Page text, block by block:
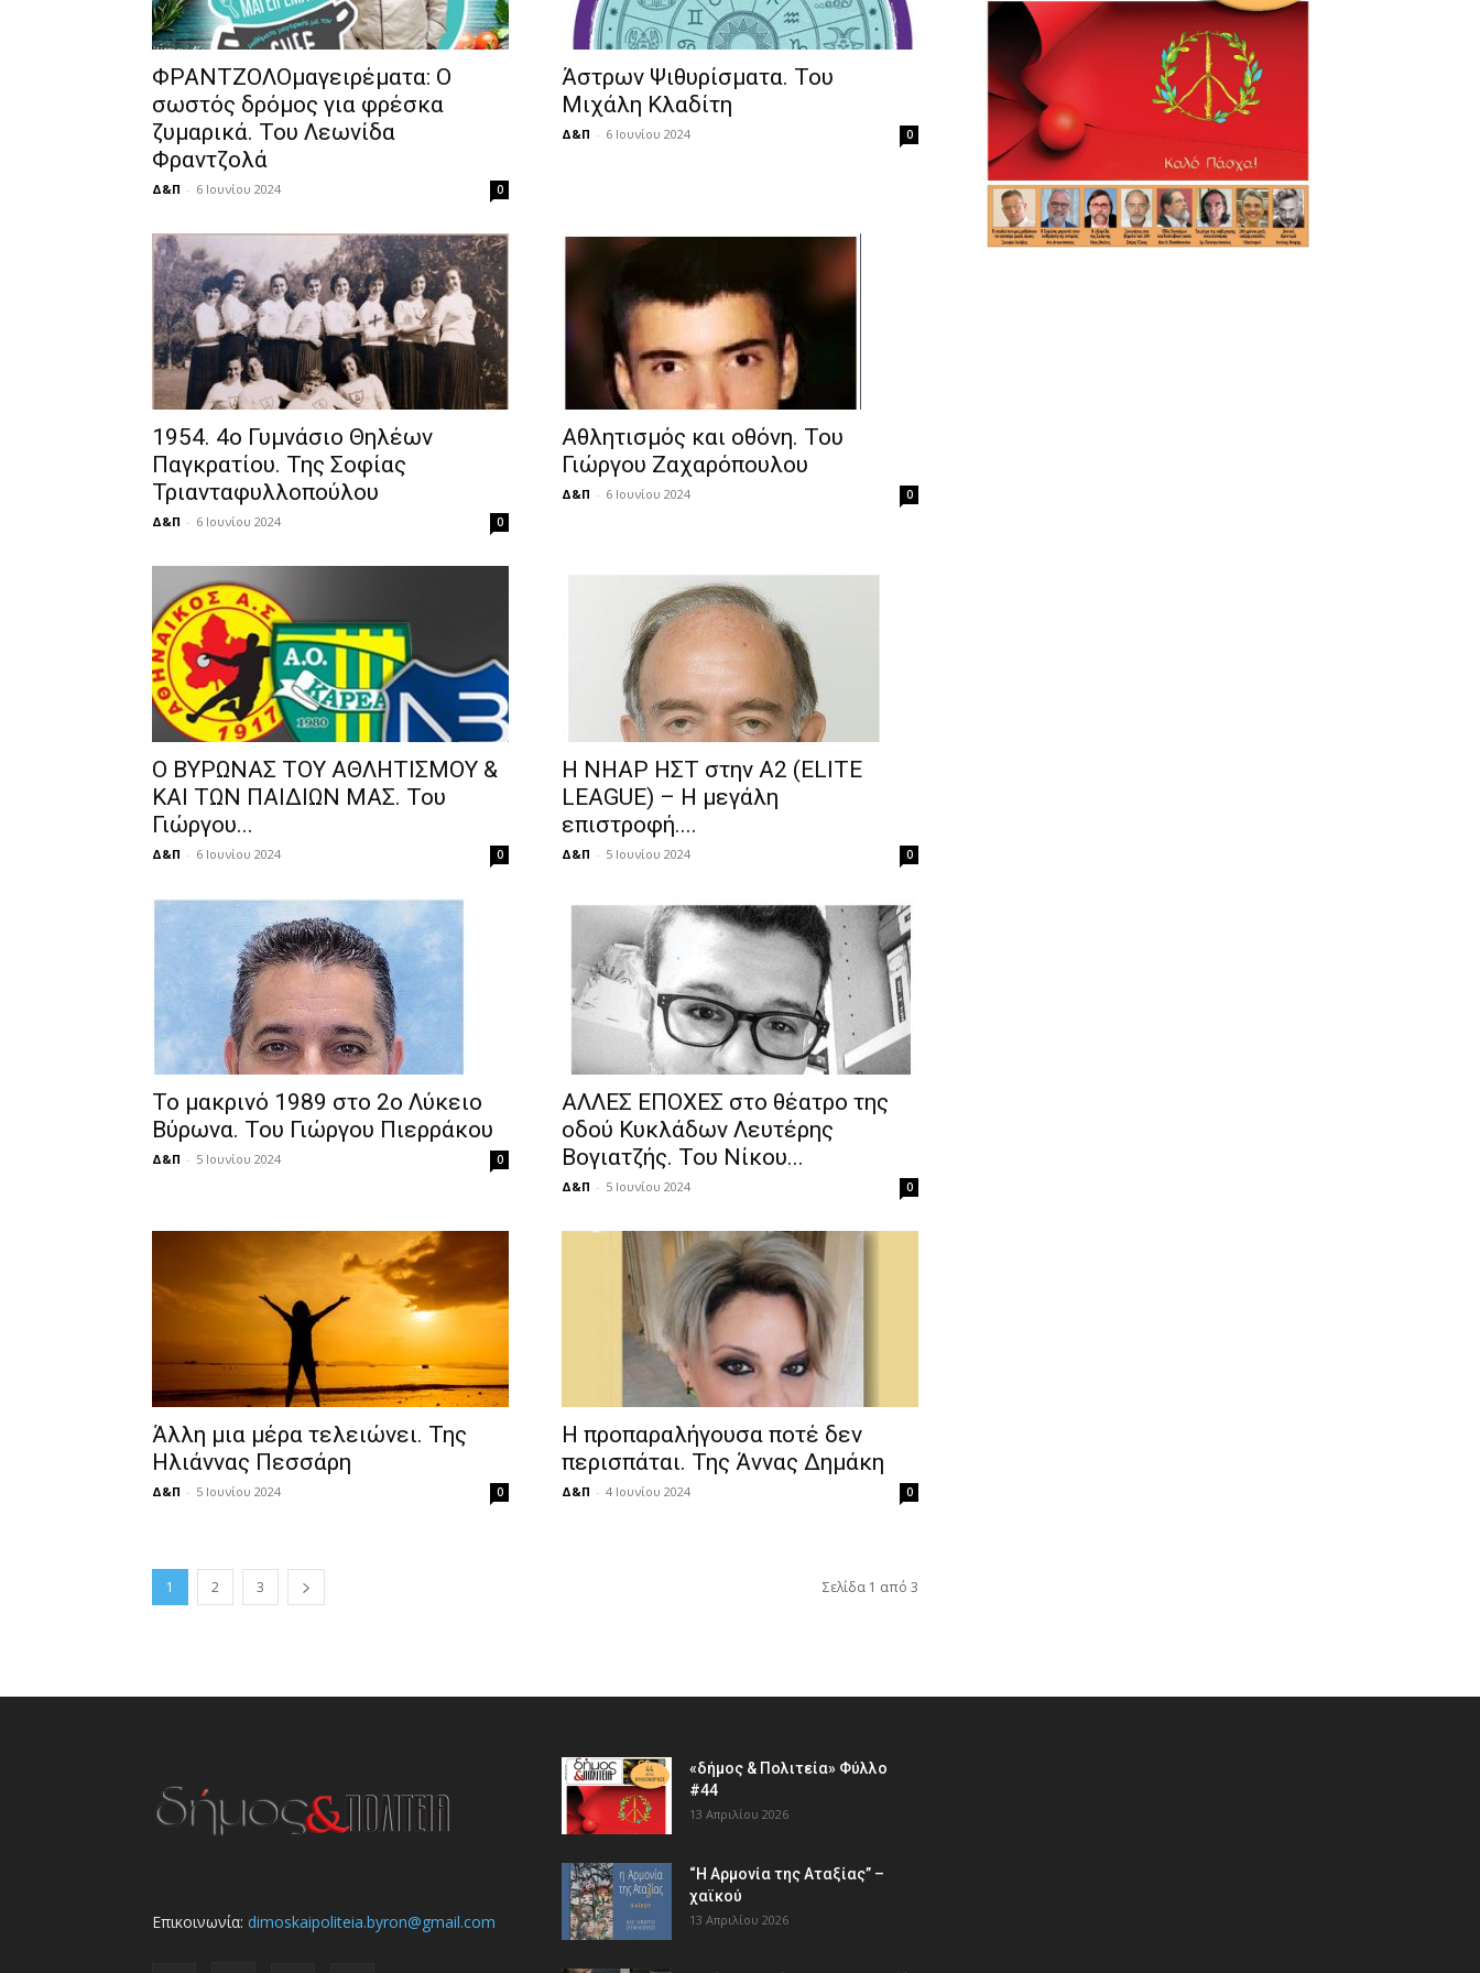
ΦΡΑΝΤΖΟΛΟμαγειρέματα: Ο
σωστός δρόµος για φρέσκα
ζυµαρικά. Του Λεωνίδα
Φραντζολά
Δ&Π - 6 Ιουνίου 2024 0
Άστρων Ψιθυρίσματα. Του
Μιχάλη Κλαδίτη
Δ&Π - 6 Ιουνίου 2024 0
1954. 4ο Γυμνάσιο Θηλέων
Παγκρατίου. Της Σοφίας
Τριανταφυλλοπούλου
Δ&Π - 6 Ιουνίου 2024 0
Αθλητισμός και οθόνη. Του
Γιώργου Ζαχαρόπουλου
Δ&Π - 6 Ιουνίου 2024 0
O BΥΡΩΝΑΣ ΤΟΥ ΑΘΛΗΤΙΣΜΟΥ &
ΚΑΙ ΤΩΝ ΠΑΙΔΙΩΝ ΜΑΣ. Του
Γιώργου...
Δ&Π - 6 Ιουνίου 2024 0
Η ΝΗΑΡ ΗΣΤ στην Α2 (ELITE
LEAGUE) – Η μεγάλη
επιστροφή....
Δ&Π - 5 Ιουνίου 2024 0
Το μακρινό 1989 στο 2o Λύκειο
Βύρωνα. Του Γιώργου Πιερράκου
Δ&Π - 5 Ιουνίου 2024 0
ΑΛΛΕΣ ΕΠΟΧΕΣ στο θέατρο της
οδού Κυκλάδων Λευτέρης
Βογιατζής. Του Νίκου...
Δ&Π - 5 Ιουνίου 2024 0
Άλλη μια μέρα τελειώνει. Της
Ηλιάννας Πεσσάρη
Δ&Π - 5 Ιουνίου 2024 0
Η προπαραλήγουσα ποτέ δεν
περισπάται. Της Άννας Δημάκη
Δ&Π - 4 Ιουνίου 2024 0
1 2 3 Σελίδα 1 από 3
Επικοινωνία: dimoskaipoliteia.byron@gmail.com
«δήμος & Πολιτεία» Φύλλο
#44
13 Απριλίου 2026
“Η Αρμονία της Αταξίας” –
χαϊκού
13 Απριλίου 2026